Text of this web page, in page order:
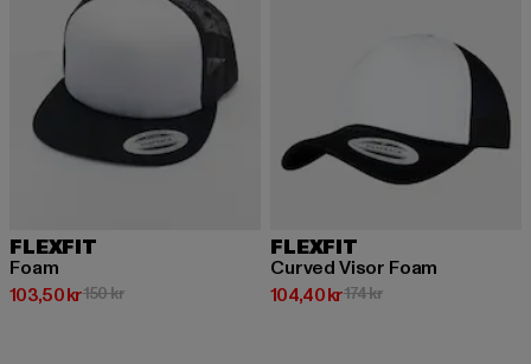
FLEXFIT
Foam
103,50 kr
Nuvarande pris: 103,50 kr
150 krKampanjpris: 150 kr
FLEXFIT
Curved Visor Foam
104,40 kr
Nuvarande pris: 104,40 kr
174 krKampanjpris: 174 kr